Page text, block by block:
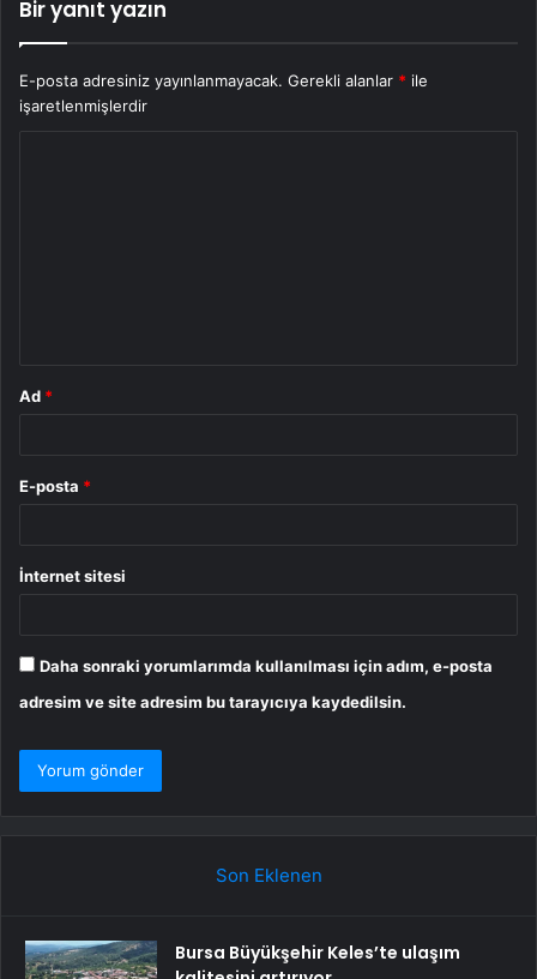
Bir yanıt yazın
E-posta adresiniz yayınlanmayacak. Gerekli alanlar * ile
işaretlenmişlerdir
Ad *
E-posta *
İnternet sitesi
Daha sonraki yorumlarımda kullanılması için adım, e-posta
adresim ve site adresim bu tarayıcıya kaydedilsin.
Son Eklenen
Bursa Büyükşehir Keles’te ulaşım